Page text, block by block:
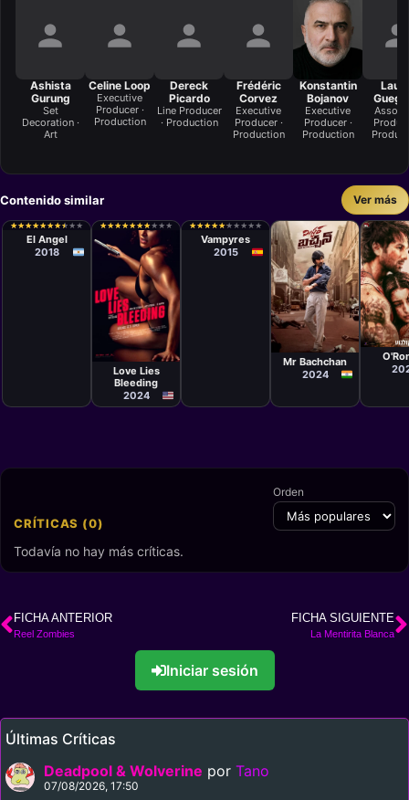
Ashista
Gurung
Set
Decoration ·
Art
Celine Loop
Executive
Producer ·
Production
Dereck
Picardo
Line Producer
· Production
Frédéric
Corvez
Executive
Producer ·
Production
Konstantin
Bojanov
Executive
Producer ·
Production
Contenido similar Ver más
★
★★
★★
★★
★★
★★
★★
★★
★ ★
★ ★
★
Luis Ortega
El Angel
2018
★
★★
★★
★★
★★
★★
★★
★★
★ ★
★ ★
★
Película
Rose Glass
Love Lies
Bleeding
2024
★
★★
★★
★★
★★
★★
★ ★
★ ★
★ ★
★ ★
★
Víctor
Matellano
Vampyres
2015
Película
Harish
Shankar
Mr Bachchan
2024
Vishal
CRÍTICAS (0)
Orden
Todavía no hay más críticas.
FICHA ANTERIOR
Reel Zombies
FICHA SIGUIENTE
La Mentirita Blanca
Iniciar sesión
Últimas Críticas
Deadpool & Wolverine por Tano
07/08/2026, 17:50